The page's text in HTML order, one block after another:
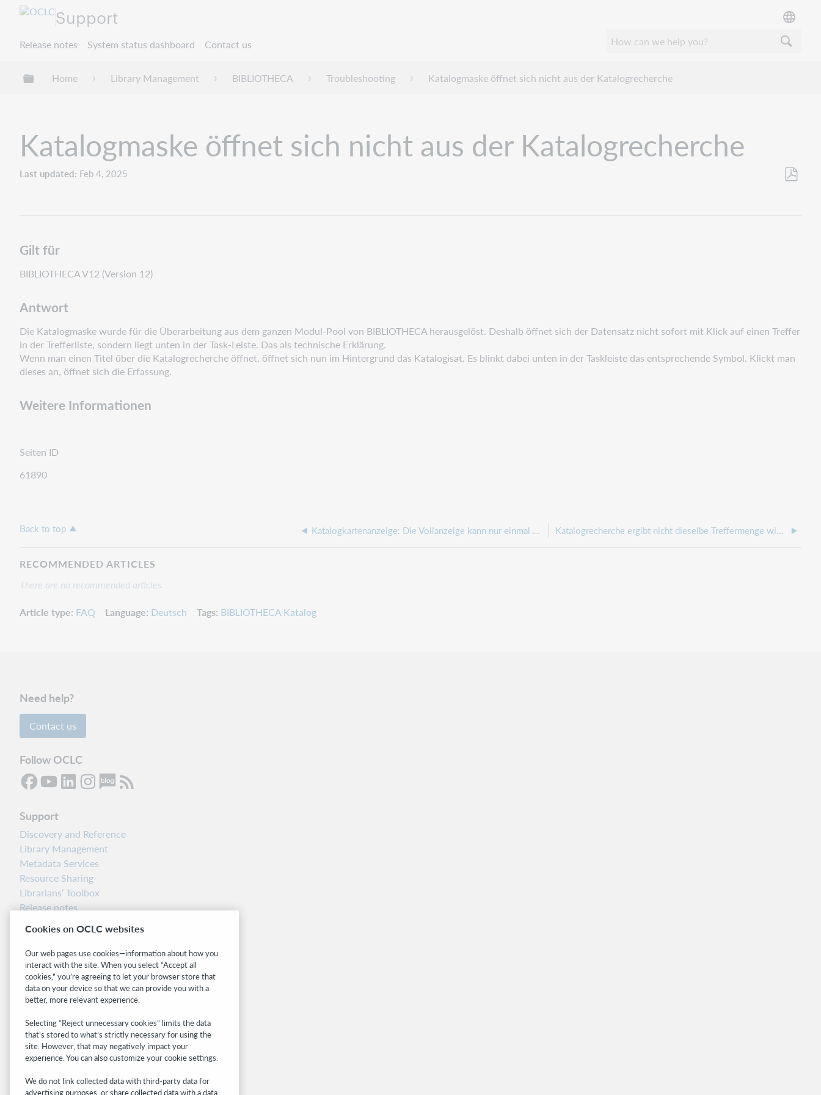
Support
Release notes System status dashboard Contact us
Expand/collapse global hierarchy
Home Library Management BIBLIOTHECA Troubleshooting Katalogmaske öffnet sich nicht aus der Katalogrecherche
Katalogmaske öffnet sich nicht aus der Katalogrecherche
Last updated Feb 4, 2025
Gilt für
BIBLIOTHECA V12 (Version 12)
Antwort
Die Katalogmaske wurde für die Überarbeitung aus dem ganzen Modul-Pool von BIBLIOTHECA herausgelöst. Deshalb öffnet sich der Datensatz nicht sofort mit Klick auf einen Treffer
in der Trefferliste, sondern liegt unten in der Task-Leiste. Das als technische Erklärung.
Wenn man einen Titel über die Katalogrecherche öffnet, öffnet sich nun im Hintergrund das Katalogisat. Es blinkt dabei unten in der Taskleiste das entsprechende Symbol. Klickt man
dieses an, öffnet sich die Erfassung.
Weitere Informationen
Seiten ID
61890
Back to top Katalogkartenanzeige: Die Vollanzeige kann nur einmal geöffnet werden Katalogrecherche ergibt nicht dieselbe Treffermenge wie die Medienstatistik
RECOMMENDED ARTICLES
There are no recommended articles.
Article type FAQ Language Deutsch Tags BIBLIOTHECA Katalog
Need help?
Contact us
Follow OCLC
Support
Discovery and Reference
Library Management
Metadata Services
Resource Sharing
Librarians’ Toolbox
Release notes
Related sites
OCLC.org
BibFormats
Community
WebJunction
Developer Network
Cookies on OCLC websites
Our web pages use cookies—information about how you
interact with the site. When you select “Accept all
cookies,” you’re agreeing to let your browser store that
data on your device so that we can provide you with a
better, more relevant experience.
Selecting “Reject unnecessary cookies” limits the data
that’s stored to what’s strictly necessary for using the
site. However, that may negatively impact your
experience. You can also customize your cookie settings.
We do not link collected data with third-party data for
advertising purposes, or share collected data with a data